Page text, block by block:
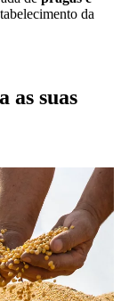
da
as suas